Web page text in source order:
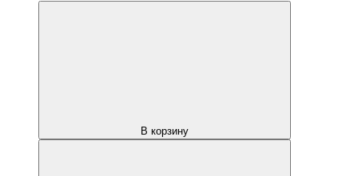
В корзину